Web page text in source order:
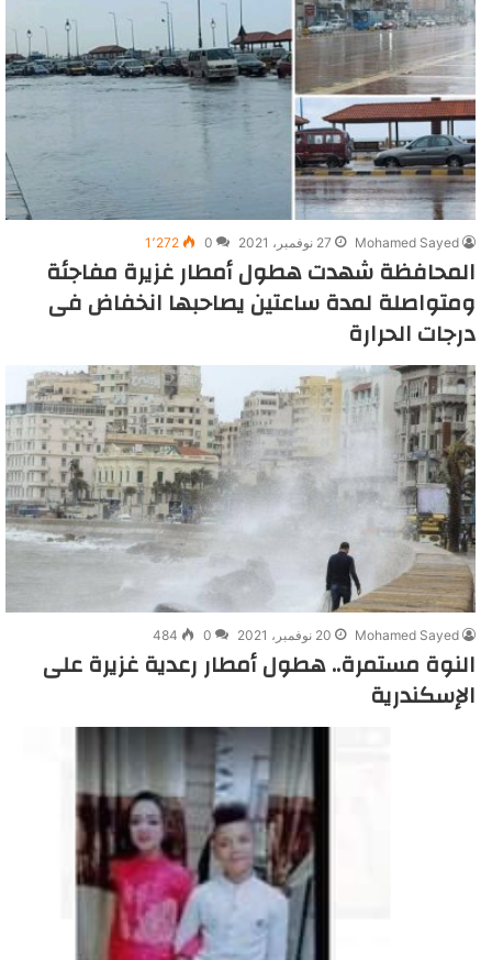
Mohamed Sayed 27 نوفمبر، 2021 0 1٬272
المحافظة شهدت هطول أمطار غزيرة مفاجئة
ومتواصلة لمدة ساعتين يصاحبها انخفاض فى
درجات الحرارة
Mohamed Sayed 20 نوفمبر، 2021 0
484
النوة مستمرة.. هطول أمطار رعدية غزيرة على
الإسكندرية